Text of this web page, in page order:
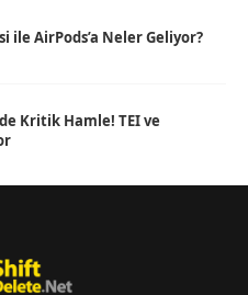
ile AirPods’a Neler Geliyor?
Kritik Hamle! TEI ve